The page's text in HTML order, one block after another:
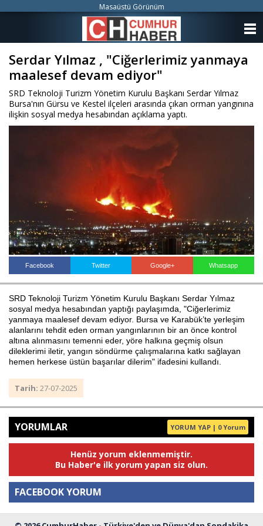
Serdar Yılmaz , "Ciğerlerimiz yanmaya
maalesef devam ediyor"
SRD Teknoloji Turizm Yönetim Kurulu Başkanı Serdar Yılmaz
Bursa'nın Gürsu ve Kestel ilçeleri arasında çıkan orman yangınına
ilişkin sosyal medya hesabından açıklama yaptı.
Facebook Twitter Google+ Whatsapp
SRD Teknoloji Turizm Yönetim Kurulu Başkanı Serdar Yılmaz
sosyal medya hesabından yaptığı paylaşımda, "Ciğerlerimiz
yanmaya maalesef devam ediyor. Bursa ve Karabük’te yerleşim
alanlarını tehdit eden orman yangınlarının bir an önce kontrol
altına alınmasını temenni eder, yöre halkına geçmiş olsun
dileklerimi iletir, yangın söndürme çalışmalarına katkı sağlayan
hemen herkese üstün başarılar dilerim" ifadesini kullandı.
Tarih: 27-07-2025
YORUMLAR YORUM YAP | 0 Yorum
Henüz yorum eklenmemiştir.
Bu Haber'e ilk yorum yapan siz olun.
FACEBOOK YORUM
Masaüstü Görünüm
KATEGORİLER
ANKETLER
İLETİŞİM
Haberin Doğru Adresi.